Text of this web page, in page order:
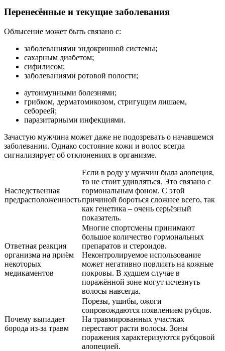
Перенесённые и текущие заболевания
Облысение может быть связано с:
заболеваниями эндокринной системы;
сахарным диабетом;
сифилисом;
заболеваниями ротовой полости;
аутоимунными болезнями;
грибком, дерматомикозом, стригущим лишаем,
себореей;
паразитарными инфекциями.
Зачастую мужчина может даже не подозревать о начавшемся
заболевании. Однако состояние кожи и волос всегда
сигнализирует об отклонениях в организме.
Наследственная
предрасположенность
Если в роду у мужчин была алопеция,
то не стоит удивляться. Это связано с
гормональным фоном. С этой
причиной бороться сложнее всего, так
как генетика – очень серьёзный
показатель.
Ответная реакция
организма на приём
некоторых
медикаментов
Многие спортсмены принимают
большое количество гормональных
препаратов и стероидов.
Неконтролируемое использование
может негативно повлиять на кожные
покровы. В худшем случае в
поражённой зоне могут исчезнуть
волосы навсегда.
Почему выпадает
борода из-за травм
Порезы, ушибы, ожоги
сопровождаются появлением рубцов.
На травмированных участках
перестают расти волосы. Зоны
поражения характеризуются рубцовой
алопецией.